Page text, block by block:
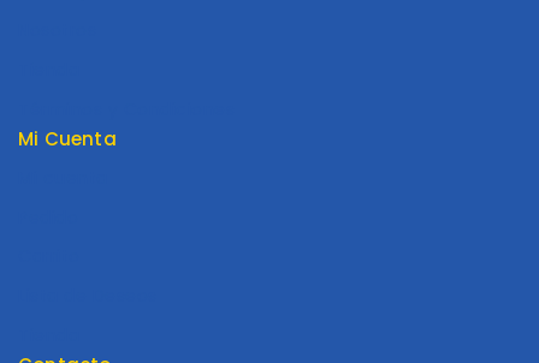
Mi Cuenta